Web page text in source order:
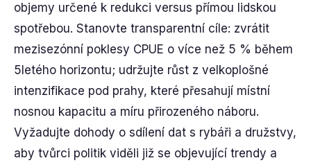
objemy určené k redukci versus přímou lidskou
spotřebou. Stanovte transparentní cíle: zvrátit
mezisezónní poklesy CPUE o více než 5 % během
5letého horizontu; udržujte růst z velkoplošné
intenzifikace pod prahy, které přesahují místní
nosnou kapacitu a míru přirozeného náboru.
Vyžadujte dohody o sdílení dat s rybáři a družstvy,
aby tvůrci politik viděli již se objevující trendy a